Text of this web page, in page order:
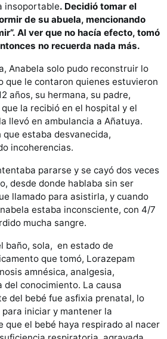
insoportable. Decidió tomar el
de su abuela, mencionando
Al ver que no hacía efecto, tomó
no recuerda nada más.
Anabela solo pudo reconstruir lo
que le contaron quienes estuvieron
años, su hermana, su padre,
la recibió en el hospital y el
llevó en ambulancia a Añatuya.
estaba desvanecida,
incoherencias.
pararse y se cayó dos veces
desde donde hablaba sin ser
llamado para asistirla, y cuando
estaba inconsciente, con 4/7
mucha sangre.
baño, sola, en estado de
que tomó, Lorazepam
amnésica, analgesia,
del conocimiento. La causa
del bebé fue asfixia prenatal, lo
iniciar y mantener la
que el bebé haya respirado al nacer